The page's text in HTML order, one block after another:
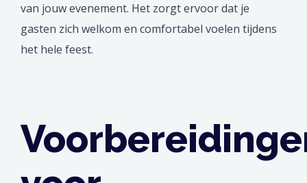
van jouw evenement. Het zorgt ervoor dat je
gasten zich welkom en comfortabel voelen tijdens
het hele feest.